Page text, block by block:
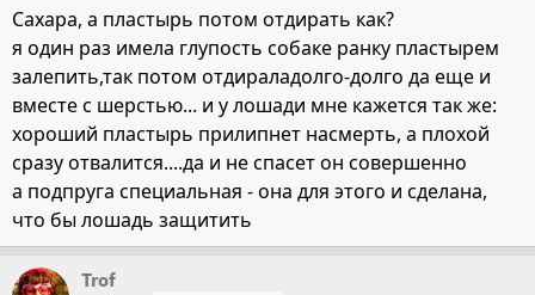
Сахара, а пластырь потом отдирать как?
я один раз имела глупость собаке ранку пластырем
залепить,так потом отдираладолго-долго да еще и
вместе с шерстью... и у лошади мне кажется так же:
хороший пластырь прилипнет насмерть, а плохой
сразу отвалится....да и не спасет он совершенно
а подпруга специальная - она для этого и сделана,
что бы лошадь защитить
Trof